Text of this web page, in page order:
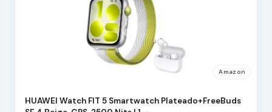
Amazon
HUAWEI Watch FIT 5 Smartwatch Plateado+FreeBuds